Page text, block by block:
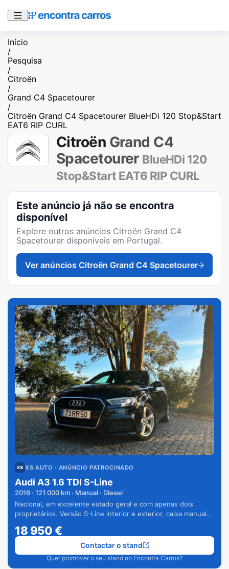
Início
/
Pesquisa
/
Citroën
/
Grand C4 Spacetourer
/
Citroën Grand C4 Spacetourer BlueHDi 120 Stop&Start
EAT6 RIP CURL
Citroën Grand C4
Spacetourer BlueHDi 120
Stop&Start EAT6 RIP CURL
Este anúncio já não se encontra
disponível
Explore outros anúncios Citroën Grand C4
Spacetourer disponíveis em Portugal.
Ver anúncios Citroën Grand C4 Spacetourer
XS AUTO · ANÚNCIO PATROCINADO
Audi A3 1.6 TDI S-Line
2016 · 121 000 km · Manual · Diesel
Nacional, em excelente estado geral e com apenas dois
proprietários. Versão S-Line interior e exterior, caixa manual
18 950€
Quer promover o seu stand no Encontra Carros?
Contactar o stand